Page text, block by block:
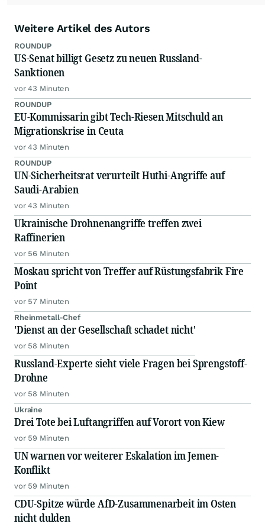
Weitere Artikel des Autors
ROUNDUP
US-Senat billigt Gesetz zu neuen Russland-
Sanktionen
vor 43 Minuten
ROUNDUP
EU-Kommissarin gibt Tech-Riesen Mitschuld an
Migrationskrise in Ceuta
vor 43 Minuten
ROUNDUP
UN-Sicherheitsrat verurteilt Huthi-Angriffe auf
Saudi-Arabien
vor 43 Minuten
Ukrainische Drohnenangriffe treffen zwei
Raffinerien
vor 56 Minuten
Moskau spricht von Treffer auf Rüstungsfabrik Fire
Point
vor 57 Minuten
Rheinmetall-Chef
'Dienst an der Gesellschaft schadet nicht'
vor 58 Minuten
Russland-Experte sieht viele Fragen bei Sprengstoff-
Drohne
vor 58 Minuten
Ukraine
Drei Tote bei Luftangriffen auf Vorort von Kiew
vor 59 Minuten
UN warnen vor weiterer Eskalation im Jemen-
Konflikt
vor 59 Minuten
CDU-Spitze würde AfD-Zusammenarbeit im Osten
nicht dulden